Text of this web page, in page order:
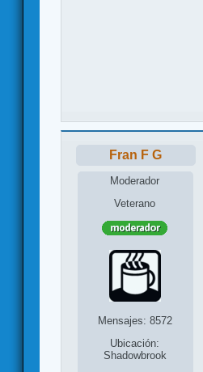
Fran F G
Moderador
Veterano
Mensajes: 8572
Ubicación:
Shadowbrook